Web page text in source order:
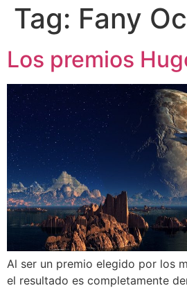
Tag: Fany
Los premios
Al ser un premio elegido por los
el resultado es completamente